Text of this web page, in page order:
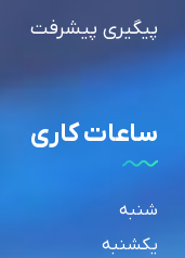
پیگیری پیشرفت
ساعات کاری
شنبه
یکشنبه